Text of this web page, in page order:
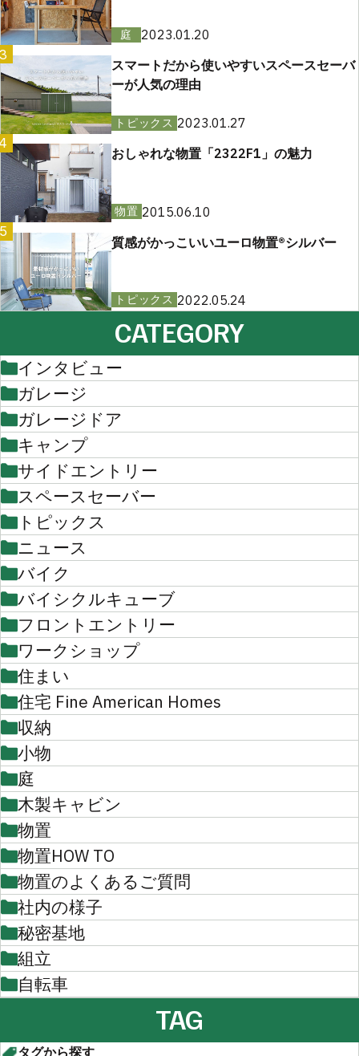
庭
2023.01.20
スマートだから使いやすいスペースセーバ
ーが人気の理由
トピックス 2023.01.27
おしゃれな物置「2322F1」の魅力
物置 2015.06.10
質感がかっこいいユーロ物置®︎シルバー
トピックス 2022.05.24
CATEGORY
インタビュー
ガレージ
ガレージドア
キャンプ
サイドエントリー
スペースセーバー
トピックス
ニュース
バイク
バイシクルキューブ
フロントエントリー
ワークショップ
住まい
住宅 Fine American Homes
収納
小物
庭
木製キャビン
物置
物置HOW TO
物置のよくあるご質問
社内の様子
秘密基地
組立
自転車
TAG
タグから探す